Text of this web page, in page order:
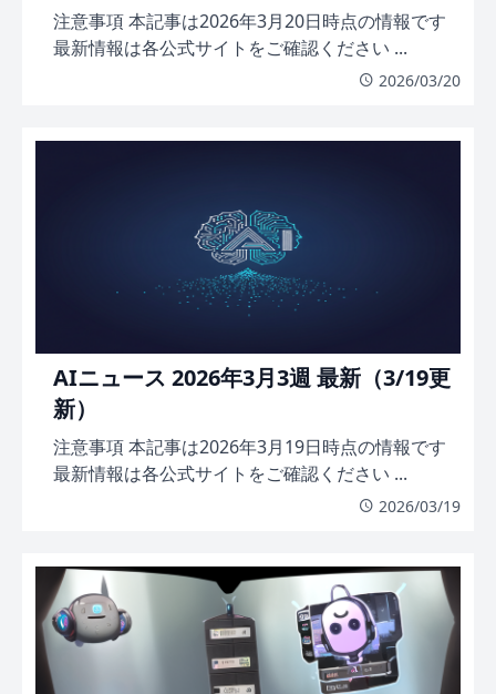
注意事項 本記事は2026年3月20日時点の情報です
最新情報は各公式サイトをご確認ください ...
2026/03/20
AIニュース 2026年3月3週 最新（3/19更
新）
注意事項 本記事は2026年3月19日時点の情報です
最新情報は各公式サイトをご確認ください ...
2026/03/19